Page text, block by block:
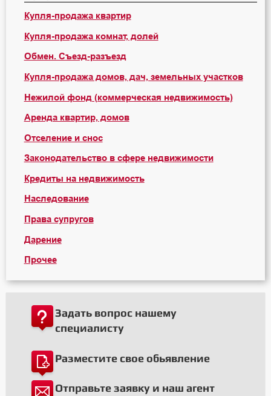
Купля-продажа квартир
Купля-продажа комнат, долей
Обмен. Съезд-разъезд
Купля-продажа домов, дач, земельных участков
Нежилой фонд (коммерческая недвижимость)
Аренда квартир, домов
Отселение и снос
Законодательство в сфере недвижимости
Кредиты на недвижимость
Наследование
Права супругов
Дарение
Прочее
Задать вопрос нашему
специалисту
Разместите свое обьявление
Отправьте заявку и наш агент